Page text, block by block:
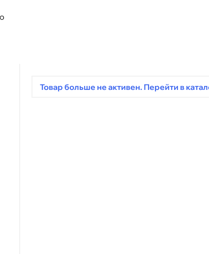
Товар больше не активен. Перейти в